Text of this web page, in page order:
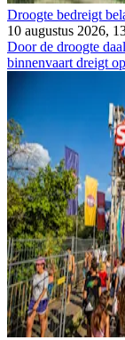
Droogte bedreigt
10 augustus 2026,
Door de droogte
binnenvaart dreigt